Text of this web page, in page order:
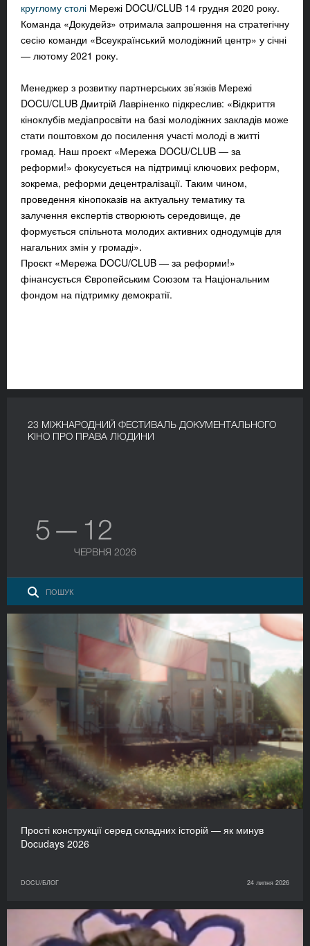
круглому столі Мережі DOCU/CLUB 14 грудня 2020 року.
Команда «Докудейз» отримала запрошення на стратегічну
сесію команди «Всеукраїнський молодіжний центр» у січні
— лютому 2021 року.
Менеджер з розвитку партнерських зв’язків Мережі
DOCU/CLUB Дмитрій Лавріненко підкреслив: «Відкриття
кіноклубів медіапросвіти на базі молодіжних закладів може
стати поштовхом до посилення участі молоді в житті
громад. Наш проєкт «Мережа DOCU/CLUB — за
реформи!» фокусується на підтримці ключових реформ,
зокрема, реформи децентралізації. Таким чином,
проведення кінопоказів на актуальну тематику та
залучення експертів створюють середовище, де
формується спільнота молодих активних однодумців для
нагальних змін у громаді».
Проєкт «Мережа DOCU/CLUB — за реформи!»
фінансується Європейським Союзом та Національним
фондом на підтримку демократії.
23 МІЖНАРОДНИЙ ФЕСТИВАЛЬ ДОКУМЕНТАЛЬНОГО
КІНО ПРО ПРАВА ЛЮДИНИ
5 — 12
ЧЕРВНЯ 2026
Прості конструкції серед складних історій — як минув
Docudays 2026
DOCU/БЛОГ 24 липня 2026